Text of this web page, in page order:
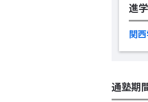
進
関
通塾期